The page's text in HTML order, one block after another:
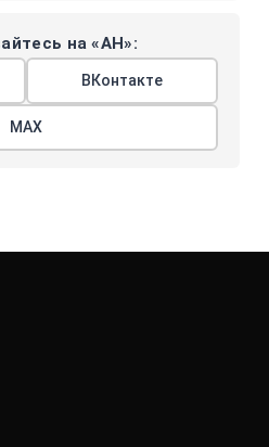
на «АН»:
ВКонтакте
МАХ